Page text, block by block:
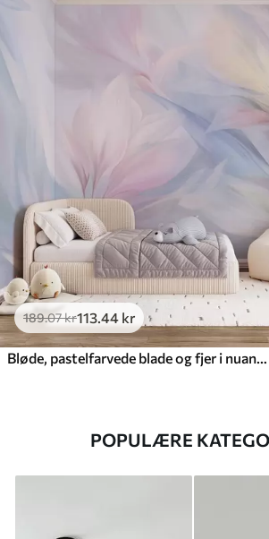
189.07kr113 .44 kr
POPULÆRE